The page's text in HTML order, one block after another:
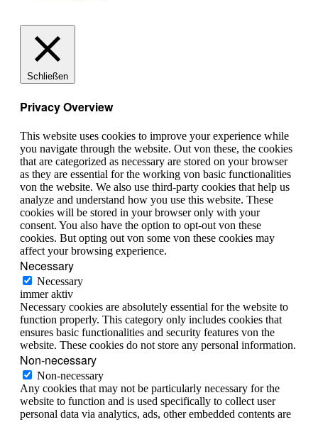
Schließen
Privacy Overview
This website uses cookies to improve your experience while
you navigate through the website. Out von these, the cookies
that are categorized as necessary are stored on your browser
as they are essential for the working von basic functionalities
von the website. We also use third-party cookies that help us
analyze and understand how you use this website. These
cookies will be stored in your browser only with your
consent. You also have the option to opt-out von these
cookies. But opting out von some von these cookies may
affect your browsing experience.
Necessary
Necessary
immer aktiv
Necessary cookies are absolutely essential for the website to
function properly. This category only includes cookies that
ensures basic functionalities and security features von the
website. These cookies do not store any personal information.
Non-necessary
Non-necessary
Any cookies that may not be particularly necessary for the
website to function and is used specifically to collect user
personal data via analytics, ads, other embedded contents are